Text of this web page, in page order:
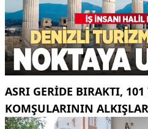
ASRI GERIDE BIRAKTI,
KOMŞULARININ